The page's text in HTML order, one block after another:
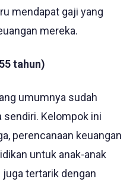
mendapat gaji yang
mereka.
tahun)
umumnya sudah
sendiri. Kelompok ini
perencanaan keuangan
untuk anak-anak
tertarik dengan